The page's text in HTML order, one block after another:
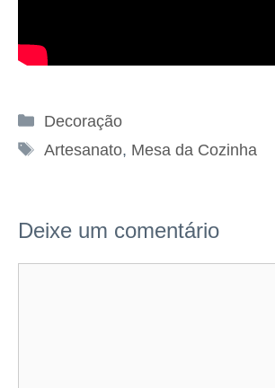
Categorias
Decoração
Tags
Artesanato, Mesa da Cozinha
Deixe um comentário